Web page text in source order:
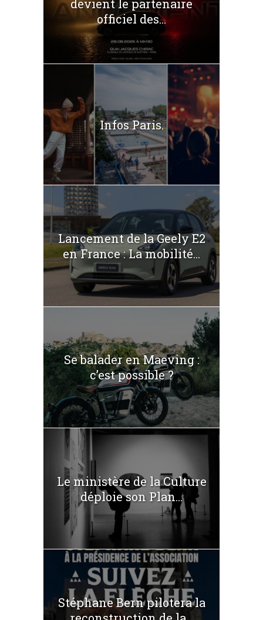
devient le partenaire
officiel des...
Infos Paris.
Lancement de la Geely E2
en France : La mobilité...
Se balader en Maeving :
c’est possible ?
Le ministère de la Culture
déploie son Plan...
Stéphane Bern pilotera la